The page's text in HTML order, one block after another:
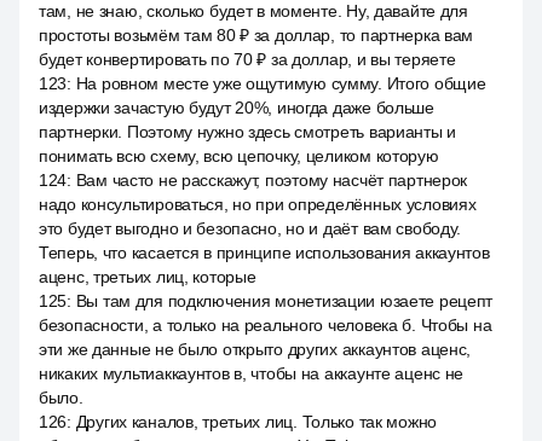
там, не знаю, сколько будет в моменте. Ну, давайте для
простоты возьмём там 80 ₽ за доллар, то партнерка вам
будет конвертировать по 70 ₽ за доллар, и вы теряете
123: На ровном месте уже ощутимую сумму. Итого общие
издержки зачастую будут 20%, иногда даже больше
партнерки. Поэтому нужно здесь смотреть варианты и
понимать всю схему, всю цепочку, целиком которую
124: Вам часто не расскажут, поэтому насчёт партнерок
надо консультироваться, но при определённых условиях
это будет выгодно и безопасно, но и даёт вам свободу.
Теперь, что касается в принципе использования аккаунтов
аценс, третьих лиц, которые
125: Вы там для подключения монетизации юзаете рецепт
безопасности, а только на реального человека б. Чтобы на
эти же данные не было открыто других аккаунтов аценс,
никаких мультиаккаунтов в, чтобы на аккаунте аценс не
было.
126: Других каналов, третьих лиц. Только так можно